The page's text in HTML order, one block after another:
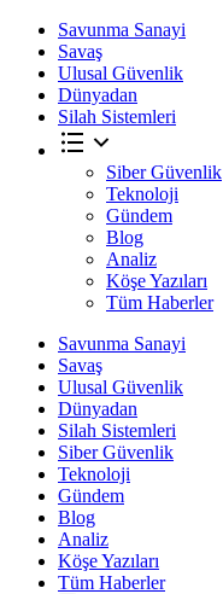
Savunma Sanayi
Savaş
Ulusal Güvenlik
Dünyadan
Silah Sistemleri
Siber Güvenlik
Teknoloji
Gündem
Blog
Analiz
Köşe Yazıları
Tüm Haberler
Savunma Sanayi
Savaş
Ulusal Güvenlik
Dünyadan
Silah Sistemleri
Siber Güvenlik
Teknoloji
Gündem
Blog
Analiz
Köşe Yazıları
Tüm Haberler